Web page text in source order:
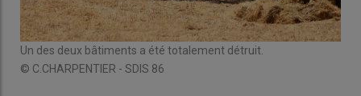
Un des deux bâtiments a été totalement détruit.
© C.CHARPENTIER - SDIS 86